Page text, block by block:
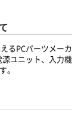
るPCパーツメーカ
源ユニット、入力機
。